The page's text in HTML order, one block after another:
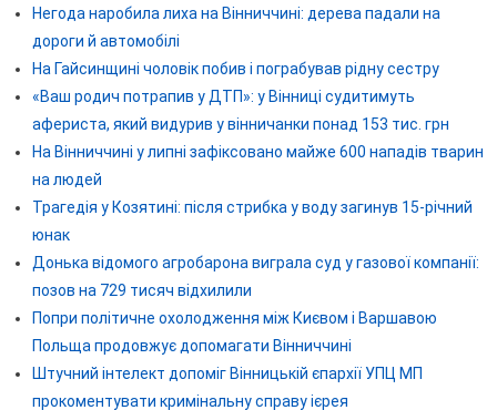
Негода наробила лиха на Вінниччині: дерева падали на
дороги й автомобілі
На Гайсинщині чоловік побив і пограбував рідну сестру
«Ваш родич потрапив у ДТП»: у Вінниці судитимуть
афериста, який видурив у вінничанки понад 153 тис. грн
На Вінниччині у липні зафіксовано майже 600 нападів тварин
на людей
Трагедія у Козятині: після стрибка у воду загинув 15-річний
юнак
Донька відомого агробарона виграла суд у газової компанії:
позов на 729 тисяч відхилили
Попри політичне охолодження між Києвом і Варшавою
Польща продовжує допомагати Вінниччині
Штучний інтелект допоміг Вінницькій єпархії УПЦ МП
прокоментувати кримінальну справу ієрея